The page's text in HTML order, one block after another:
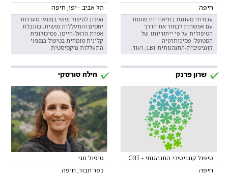
חיפה
עבודתי מעוגנת בתיאוריות שונות
עם אפשרות לבחור את הדרך
הטיפולית על פי ייחודיותו של
המטופל: פסיכותרפיה
קוגניטיבית-התנהגותית CBT, ועוד.
תל אביב - יפו, חיפה
המכון לטיפול נפשי בנפגעי מערכות
יחסים והתעללות נפשית, בהובלת
אפרת הראל-היימן, פסיכולוגית
קלינית מומחית בטיפול בנפגעי
התעללות נרקסיסטית
שרון פרנק
טיפול קוגניטיבי התנהגותי - CBT
חיפה
הילה סורסקי
טיפול זוגי
כפר תבור, חיפה